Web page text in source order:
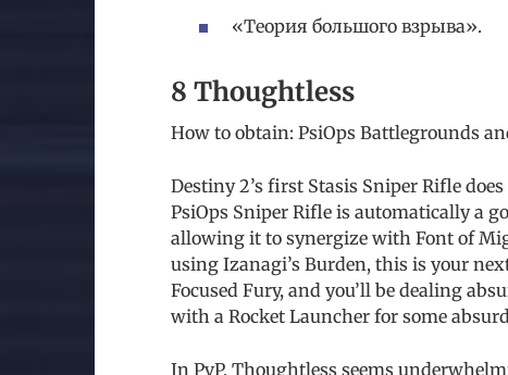
«Теория большого взрыва».
8 Thoughtless
How to obtain: PsiOps Battlegrounds
Destiny 2’s first Stasis Sniper Rifle
PsiOps Sniper Rifle is automatically a
allowing it to synergize with Font of
using Izanagi’s Burden, this is your
Focused Fury, and you’ll be dealing
with a Rocket Launcher for some
In PvP, Thoughtless seems